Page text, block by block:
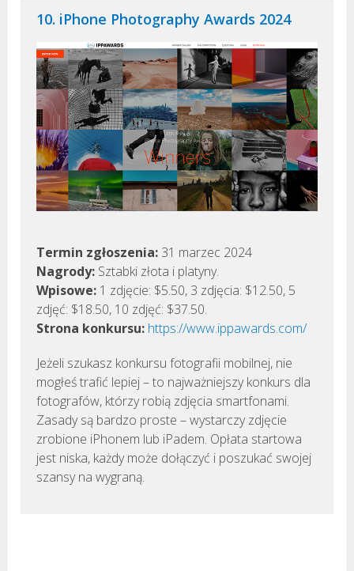
10. iPhone Photography Awards 2024
Termin zgłoszenia: 31 marzec 2024
Nagrody: Sztabki złota i platyny.
Wpisowe: 1 zdjęcie: $5.50, 3 zdjęcia: $12.50, 5
zdjęć: $18.50, 10 zdjęć: $37.50.
Strona konkursu: https://www.ippawards.com/
Jeżeli szukasz konkursu fotografii mobilnej, nie
mogłeś trafić lepiej – to najważniejszy konkurs dla
fotografów, którzy robią zdjęcia smartfonami.
Zasady są bardzo proste – wystarczy zdjęcie
zrobione iPhonem lub iPadem. Opłata startowa
jest niska, każdy może dołączyć i poszukać swojej
szansy na wygraną.